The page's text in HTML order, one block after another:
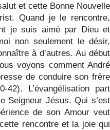
et cette Bonne Nouvelle
Quand je le rencontre,
je suis aimé par Dieu et
non seulement le désir,
à d’autres. Au début
voyons comment André
de conduire son frère
L’évangélisation part
Seigneur Jésus. Qui s’est
de son Amour veut
rencontre et la joie qui